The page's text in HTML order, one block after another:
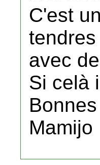
C'est
avec
Si celà
Mamijo